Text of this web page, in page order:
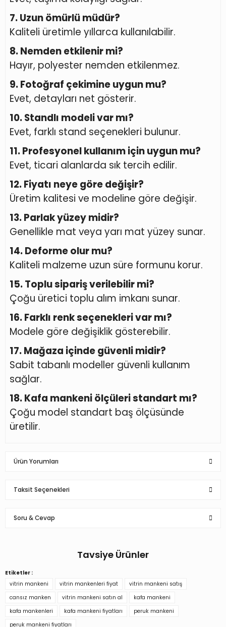
7. Uzun ömürlü müdür?
Kaliteli üretimle yıllarca kullanılabilir.
8. Nemden etkilenir mi?
Hayır, polyester nemden etkilenmez.
9. Fotoğraf çekimine uygun mu?
Evet, detayları net gösterir.
10. Standlı modeli var mı?
Evet, farklı stand seçenekleri bulunur.
11. Profesyonel kullanım için uygun mu?
Evet, ticari alanlarda sık tercih edilir.
12. Fiyatı neye göre değişir?
Üretim kalitesi ve modeline göre değişir.
13. Parlak yüzey midir?
Genellikle mat veya yarı mat yüzey sunar.
14. Deforme olur mu?
Kaliteli malzeme uzun süre formunu korur.
15. Toplu sipariş verilebilir mi?
Çoğu üretici toplu alım imkanı sunar.
16. Farklı renk seçenekleri var mı?
Modele göre değişiklik gösterebilir.
17. Mağaza içinde güvenli midir?
Sabit tabanlı modeller güvenli kullanım
sağlar.
18. Kafa mankeni ölçüleri standart mı?
Çoğu model standart baş ölçüsünde
üretilir.
Ürün Yorumları
Başarılı
Başarılı çok iyi
Taksit Seçenekleri
Soru & Cevap
Ürün hakkında henüz soru sorulmamış.
Soru Sor
Tavsiye Ürünler
3.310,20 TL
Etiketler :
vitrin mankeni
vitrin mankenleri fiyat
vitrin mankeni satış
cansız manken
vitrin mankeni satın al
kafa mankeni
kafa mankenleri
kafa mankeni fiyatları
peruk mankeni
peruk mankeni fiyatları